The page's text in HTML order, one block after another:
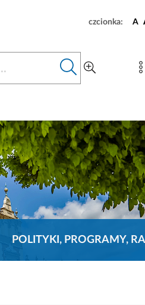
czcionka: A
POLITYKI, PROGRAMY,